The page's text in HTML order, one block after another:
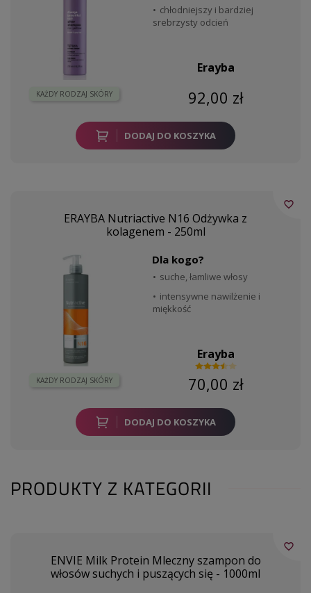
KAŻDY RODZAJ SKÓRY
chłodniejszy i bardziej
srebrzysty odcień
Erayba
92,00 zł
DODAJ DO KOSZYKA
ERAYBA Nutriactive N16 Odżywka z
kolagenem - 250ml
KAŻDY RODZAJ SKÓRY
Dla kogo?
suche, łamliwe włosy
intensywne nawilżenie i
miękkość
Erayba
70,00 zł
DODAJ DO KOSZYKA
favorite_border
PRODUKTY Z KATEGORII
ENVIE Milk Protein Mleczny szampon do
włosów suchych i puszących się - 1000ml
favorite_border